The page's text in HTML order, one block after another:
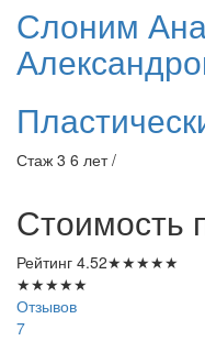
Слоним
Стаж 3 6 лет /
Стоимость
Рейтинг 4.52★★★★★
★★★★★
Отзывов
7